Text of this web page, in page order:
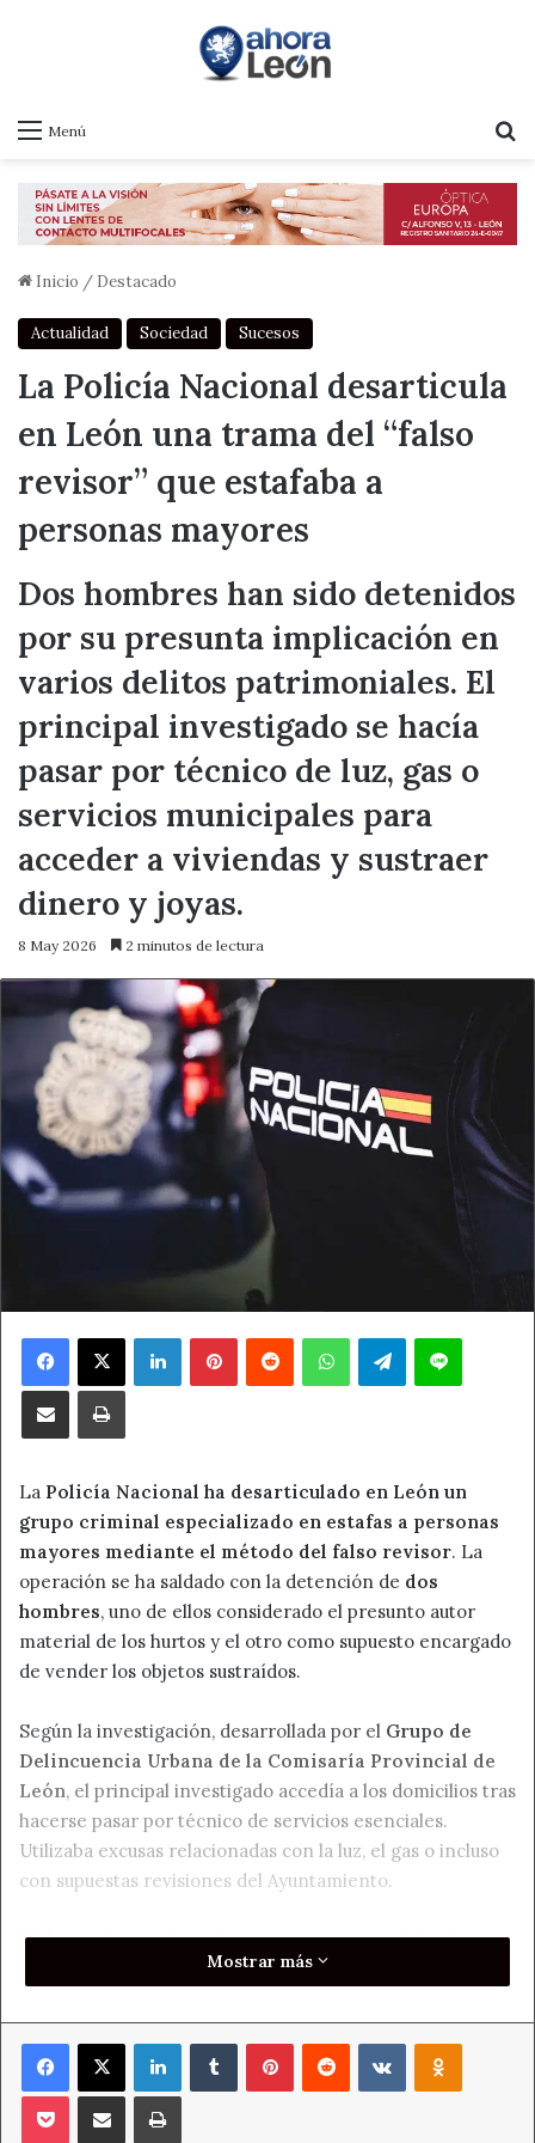
Menú
Inicio / Destacado
Actualidad Sociedad Sucesos
La Policía Nacional desarticula
en León una trama del “falso
revisor” que estafaba a
personas mayores
Dos hombres han sido detenidos
por su presunta implicación en
varios delitos patrimoniales. El
principal investigado se hacía
pasar por técnico de luz, gas o
servicios municipales para
acceder a viviendas y sustraer
dinero y joyas.
8 May 2026 2 minutos de lectura
Facebook
X LinkedInPinterestReddit WhatsAppTelegramLine
Compartir por correo electrónicoImprimir
La Policía Nacional ha desarticulado en León un
grupo criminal especializado en estafas a personas
mayores mediante el método del falso revisor. La
operación se ha saldado con la detención de dos
hombres, uno de ellos considerado el presunto autor
material de los hurtos y el otro como supuesto encargado
de vender los objetos sustraídos.
Según la investigación, desarrollada por el Grupo de
Delincuencia Urbana de la Comisaría Provincial de
León, el principal investigado accedía a los domicilios tras
hacerse pasar por técnico de servicios esenciales.
Utilizaba excusas relacionadas con la luz, el gas o incluso
con supuestas revisiones del Ayuntamiento.
El detenido contaba, además, contres requisitorias
y numerosos antecedentes. Tras
quedado enlibertad con cargos.
Un método basado en el engaño
Mostrar más
Facebook
X LinkedInTumblrPinterestReddit VKontakte
PocketCompartir por correo electrónicoImprimir